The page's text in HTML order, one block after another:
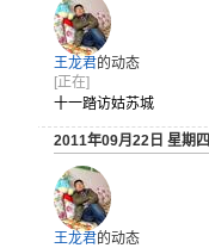
王龙君的动态
[正在]
十一踏访姑苏城
2011年09月22日 星期四
王龙君的动态